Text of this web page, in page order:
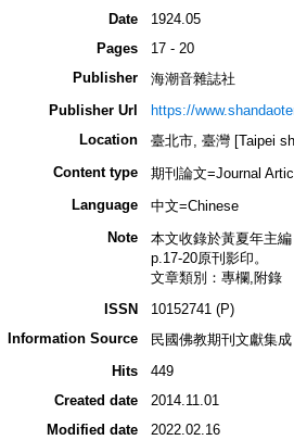
Date
1924.05
Pages
17 - 20
Publisher
海潮音雜誌社
Publisher Url
https://
Location
臺北市, 臺灣 [Taipei
Content type
期刊論文=Journal
Language
中文=Chinese
Note
本文收錄於黃夏年主
p.17-20原刊影印。
文章類別：專欄,附錄
ISSN
10152741 (P)
Information Source
民國佛教期刊文獻集
Hits
449
Created date
2014.11.01
Modified date
2022.02.16